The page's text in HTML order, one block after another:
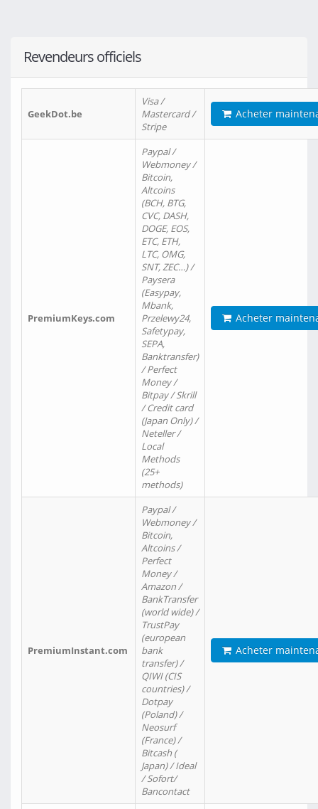
Revendeurs officiels
GeekDot.be
Visa /
Mastercard /
Stripe
Acheter
PremiumKeys.com
Paypal /
Webmoney /
Bitcoin,
Altcoins
(BCH, BTG,
CVC, DASH,
DOGE, EOS,
ETC, ETH,
LTC, OMG,
SNT, ZEC…) /
Paysera
(Easypay,
Mbank,
Przelewy24,
Safetypay,
SEPA,
Banktransfer)
/ Perfect
Money /
Bitpay / Skrill
/ Credit card
(Japan Only) /
Neteller /
Local
Methods
(25+
methods)
Acheter
PremiumInstant.com
Paypal /
Webmoney /
Bitcoin,
Altcoins /
Perfect
Money /
Amazon /
BankTransfer
(world wide) /
TrustPay
(european
bank
transfer) /
QIWI (CIS
countries) /
Dotpay
(Poland) /
Neosurf
(France) /
Bitcash (
Japan) / Ideal
/ Sofort/
Bancontact
Acheter